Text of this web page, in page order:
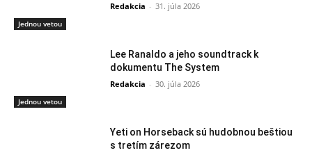
Jednou vetou
Redakcia - 31. júla 2026
Jednou vetou
Lee Ranaldo a jeho soundtrack k
dokumentu The System
Redakcia - 30. júla 2026
Yeti on Horseback sú hudobnou beštiou
s tretím zárezom